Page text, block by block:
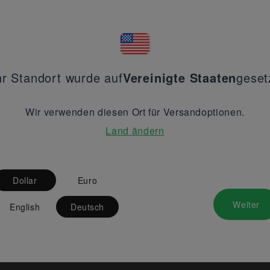
Standort wurde aufVereinigte Staaten
Wir verwenden diesen Ort für Versandoptionen.
Land ändern
Dollar Euro
English Deutsch Weiter